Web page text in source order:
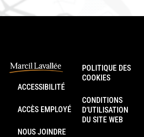
ACCESSIBILITÉ
ACCÈS EMPLOYÉ
NOUS JOINDRE
POLITIQUE DES
COOKIES
CONDITIONS
D’UTILISATION
DU SITE WEB